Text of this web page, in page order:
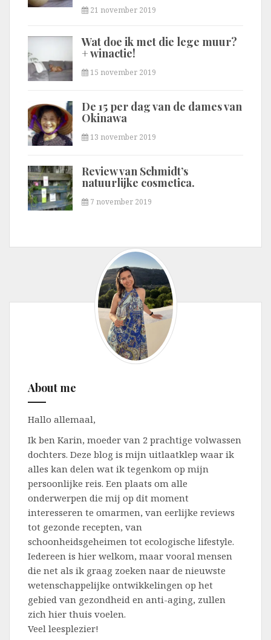
21 november 2019
Wat doe ik met die lege muur?
+ winactie!
15 november 2019
De 15 per dag van de dames van
Okinawa
13 november 2019
Review van Schmidt’s
natuurlijke cosmetica.
7 november 2019
About me
Hallo allemaal,
Ik ben Karin, moeder van 2 prachtige volwassen
dochters. Deze blog is mijn uitlaatklep waar ik
alles kan delen wat ik tegenkom op mijn
persoonlijke reis. Een plaats om alle
onderwerpen die mij op dit moment
interesseren te omarmen, van eerlijke reviews
tot gezonde recepten, van
schoonheidsgeheimen tot ecologische lifestyle.
Iedereen is hier welkom, maar vooral mensen
die net als ik graag zoeken naar de nieuwste
wetenschappelijke ontwikkelingen op het
gebied van gezondheid en anti-aging, zullen
zich hier thuis voelen.
Veel leesplezier!